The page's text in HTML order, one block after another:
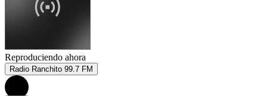
Reproduciendo ahora
Radio Ranchito 99.7 FM